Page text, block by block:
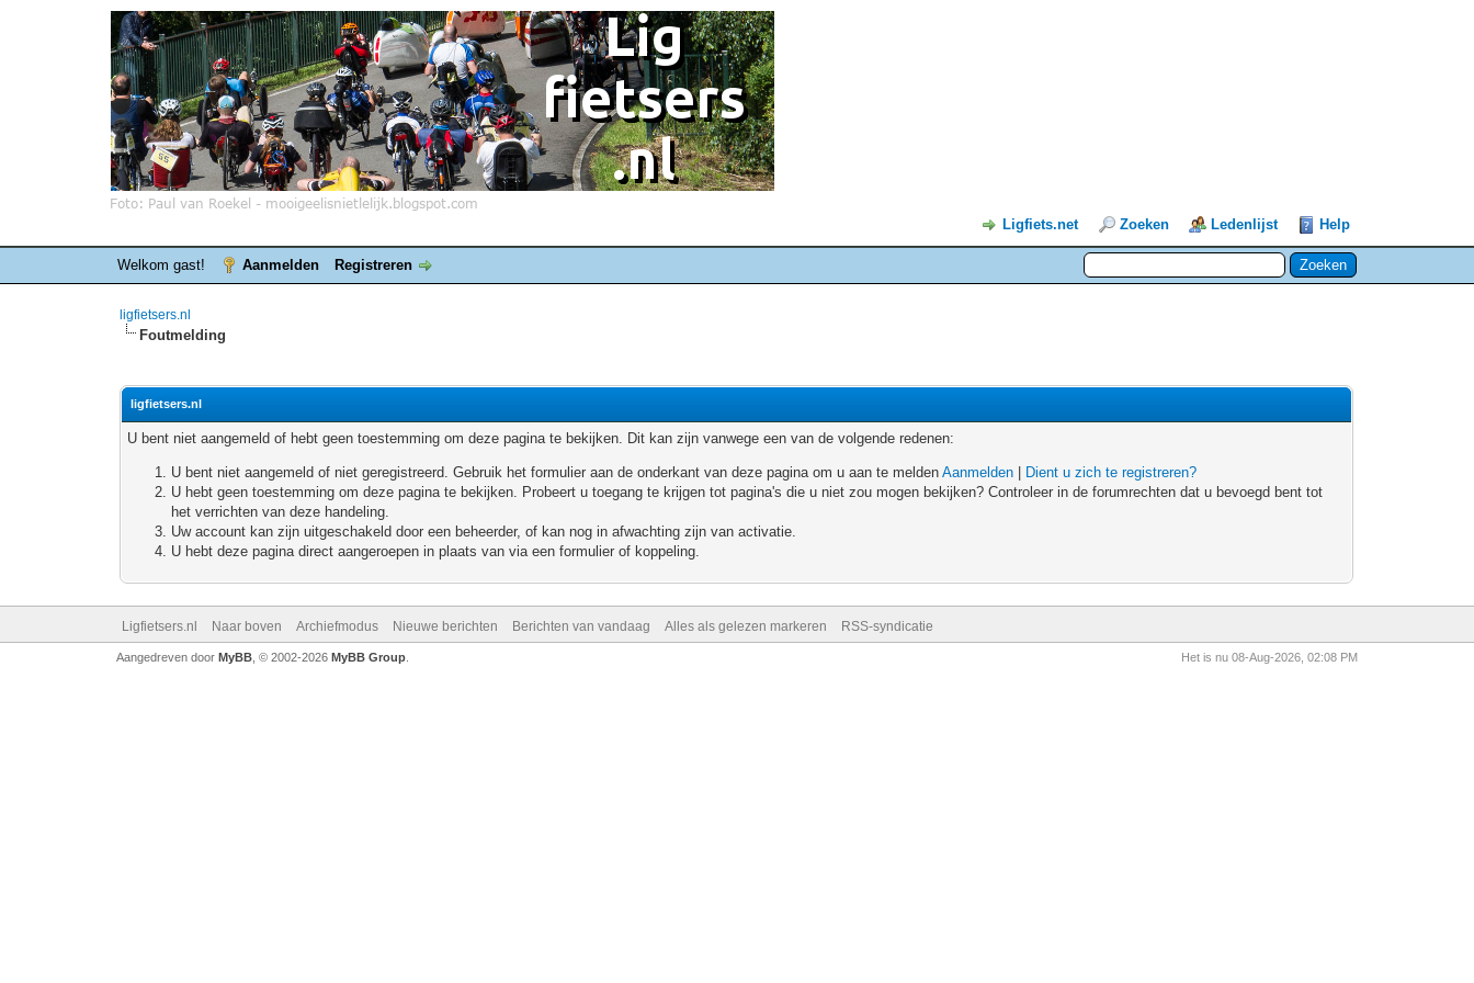
Ligfiets.net Zoeken Ledenlijst Help
Welkom gast! Aanmelden Registreren
ligfietsers.nl
Foutmelding
ligfietsers.nl
U bent niet aangemeld of hebt geen toestemming om deze pagina te bekijken. Dit kan zijn vanwege een van de volgende redenen:
U bent niet aangemeld of niet geregistreerd. Gebruik het formulier aan de onderkant van deze pagina om u aan te meldenAanmelden
Dient u zich te registreren?
U hebt geen toestemming om deze pagina te bekijken. Probeert u toegang te krijgen tot pagina's die u niet zou mogen bekijken? Controleer in de forumrechten dat u bevoegd bent tot
het verrichten van deze handeling.
Uw account kan zijn uitgeschakeld door een beheerder, of kan nog in afwachting zijn van activatie.
U hebt deze pagina direct aangeroepen in plaats van via een formulier of koppeling.
Ligfietsers.nl Naar boven Archiefmodus Nieuwe berichten Berichten van vandaag Alles als gelezen markeren RSS-syndicatie
Het is nu 08-Aug-2026, 02:08 PM
Aangedreven door MyBB, © 2002-2026 MyBB Group.